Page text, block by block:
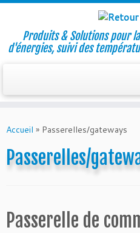
to
Produits & Solutions pour
d'énergies, suivi des
Accueil » Passerelles/gateways
Passerelles/
Passerelle de